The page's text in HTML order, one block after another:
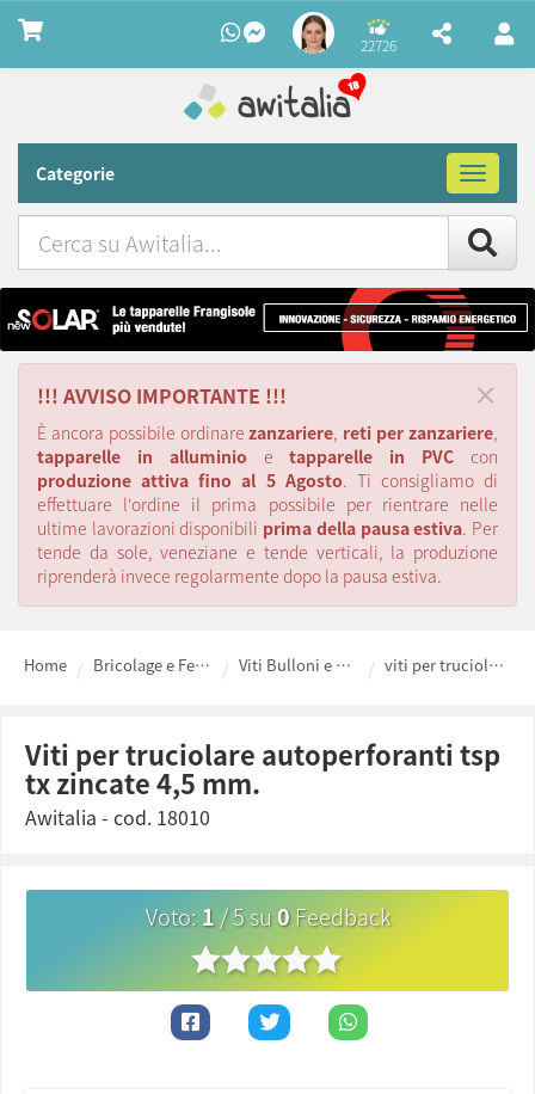
22726
Categorie
Toggle
Awitalia
×
!!! AVVISO IMPORTANTE !!!
È ancora possibile ordinarezanzariere, reti per zanzariere,
tapparelle in alluminio etapparelle in PVC con
produzione attiva fino al 5 Agosto. Ti consigliamo di
effettuare l'ordine il prima possibile per rientrare nelle
ultime lavorazioni disponibili prima della pausa estiva. Per
tende da sole, veneziane e tende verticali, la produzione
riprenderà invece regolarmente dopo la pausa estiva.
Home Bricolage e Ferramenta fai da te Viti Bulloni e Dadi viti per truciolare autoperforanti tsp tx zincate 4,5 mm.
viti per truciolare autoperforanti tsp
tx zincate 4,5 mm.
Awitalia - cod. 18010
Voto: 1/5su0Feedback